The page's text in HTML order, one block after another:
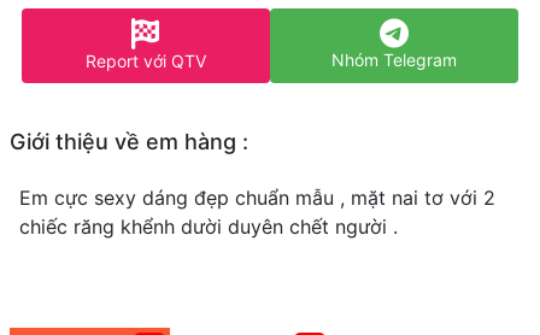
Report với QTV Nhóm Telegram
Giới thiệu về em hàng :
Em cực sexy dáng đẹp chuẩn mẫu , mặt nai tơ với 2
chiếc răng khểnh dười duyên chết người .